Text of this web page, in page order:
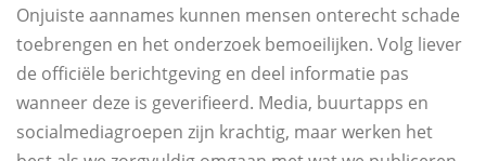
Onjuiste aannames kunnen mensen onterecht schade
toebrengen en het onderzoek bemoeilijken. Volg liever
de officiële berichtgeving en deel informatie pas
wanneer deze is geverifieerd. Media, buurtapps en
socialmediagroepen zijn krachtig, maar werken het